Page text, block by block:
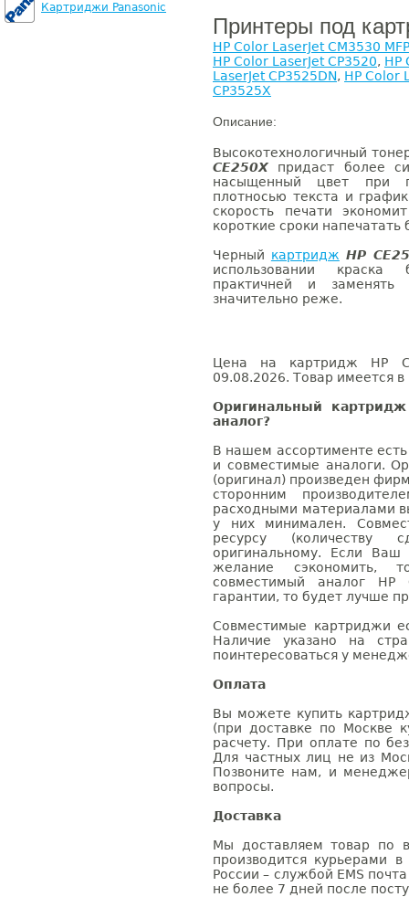
Картриджи Panasonic
Принтеры под
HP Color LaserJet CM3530 MFP
HP Color LaserJet CP3520, HP
LaserJet CP3525DN, HP Color
CP3525X
Описание:
Высокотехнологичный
CE250X придаст более
насыщенный цвет при
плотносью текста и
скорость печати
короткие сроки
Черный картридж HP
использовании краска
практичней и
значительно реже.
Цена на картридж HP
09.08.2026. Товар имеется в
Оригинальный
аналог?
В нашем ассортименте
и совместимые аналоги.
(оригинал) произведен
сторонним
расходными материалами
у них минимален.
ресурсу (количеству
оригинальному. Если
желание сэкономить,
совместимый аналог
гарантии, то будет лучше
Совместимые картриджи
Наличие указано на
поинтересоваться у
Оплата
Вы можете купить
(при доставке по Москве
расчету. При оплате по
Для частных лиц не из
Позвоните нам, и
вопросы.
Доставка
Мы доставляем товар по
производится курьерами
России – службой EMS
не более 7 дней после